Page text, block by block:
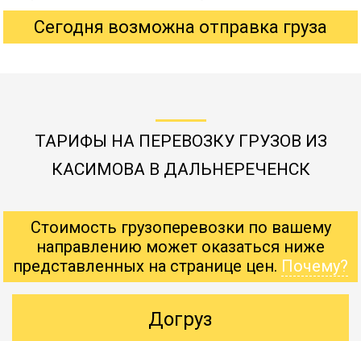
Сегодня возможна отправка груза
ТАРИФЫ НА ПЕРЕВОЗКУ ГРУЗОВ ИЗ
КАСИМОВА В ДАЛЬНЕРЕЧЕНСК
Стоимость грузоперевозки по вашему
направлению может оказаться ниже
представленных на странице цен. Почему?
Догруз